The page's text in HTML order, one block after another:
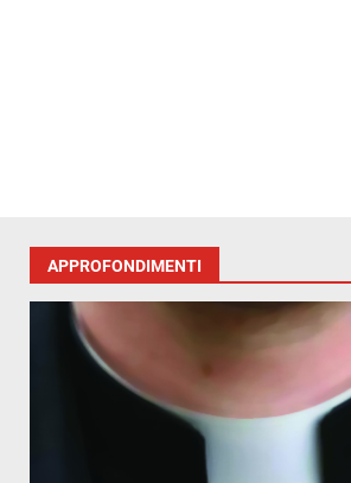
APPROFONDIMENTI